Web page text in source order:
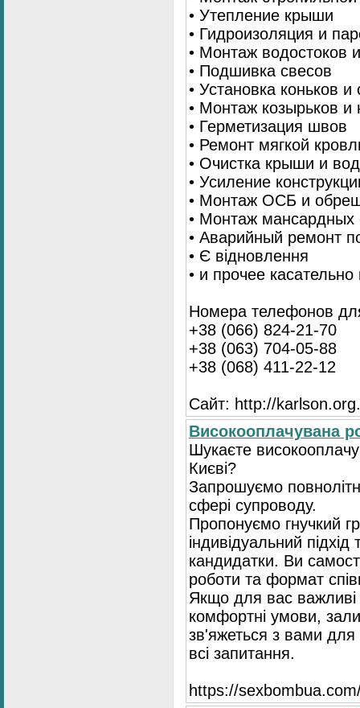
• Утепление крыши
• Гидроизоляция и
• Монтаж водостоков
• Подшивка свесов
• Установка коньков и
• Монтаж козырьков и
• Герметизация швов
• Ремонт мягкой
• Очистка крыши и
• Усиление
• Монтаж ОСБ и
• Монтаж мансардных
• Аварийный ремонт
• Є відновлення
• и прочее
Номера телефонов
+38 (066) 824-21-70
+38 (063) 704-05-88
+38 (068) 411-22-12
Сайт: http://
Високооплачувана
Шукаєте
Києві?
Запрошуємо
сфері супроводу.
Пропонуємо гнучкий
індивідуальний
кандидатки. Ви
роботи та формат
Якщо для вас важливі
комфортні умови,
зв'яжеться з вами для
всі запитання.
https://